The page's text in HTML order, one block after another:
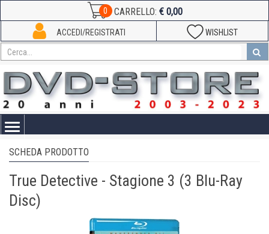
0 CARRELLO: € 0,00
WISHLIST
ACCEDI/REGISTRATI
Toggle
SCHEDA PRODOTTO
True Detective - Stagione 3 (3 Blu-Ray
Disc)